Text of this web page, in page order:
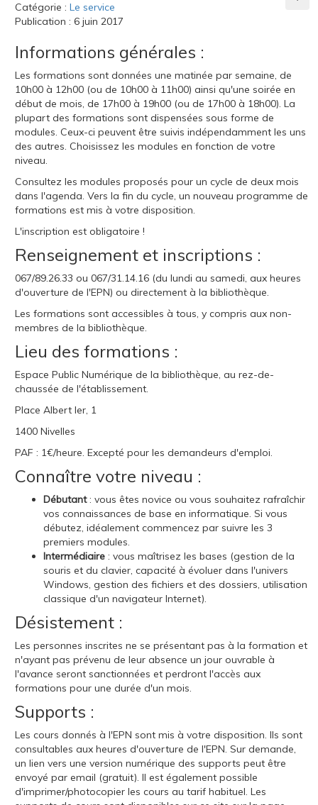
Catégorie : Le service
Publication : 6 juin 2017
Informations générales :
Les formations sont données une matinée par semaine, de
10h00 à 12h00 (ou de 10h00 à 11h00) ainsi qu'une soirée en
début de mois, de 17h00 à 19h00 (ou de 17h00 à 18h00). La
plupart des formations sont dispensées sous forme de
modules. Ceux-ci peuvent être suivis indépendamment les uns
des autres. Choisissez les modules en fonction de votre
niveau.
Consultez les modules proposés pour un cycle de deux mois
dans l'agenda. Vers la fin du cycle, un nouveau programme de
formations est mis à votre disposition.
L'inscription est obligatoire !
Renseignement et inscriptions :
067/89.26.33 ou 067/31.14.16 (du lundi au samedi, aux heures
d'ouverture de l'EPN) ou directement à la bibliothèque.
Les formations sont accessibles à tous, y compris aux non-
membres de la bibliothèque.
Lieu des formations :
Espace Public Numérique de la bibliothèque, au rez-de-
chaussée de l'établissement.
Place Albert Ier, 1
1400 Nivelles
PAF : 1€/heure. Excepté pour les demandeurs d'emploi.
Connaître votre niveau :
Débutant: vous êtes novice ou vous souhaitez rafraîchir
vos connaissances de base en informatique. Si vous
débutez, idéalement commencez par suivre les 3
premiers modules.
Intermédiaire : vous maîtrisez les bases (gestion de la
souris et du clavier, capacité à évoluer dans l'univers
Windows, gestion des fichiers et des dossiers, utilisation
classique d'un navigateur Internet).
Désistement :
Les personnes inscrites ne se présentant pas à la formation et
n'ayant pas prévenu de leur absence un jour ouvrable à
l'avance seront sanctionnées et perdront l'accès aux
formations pour une durée d'un mois.
Supports :
Les cours donnés à l'EPN sont mis à votre disposition. Ils sont
consultables aux heures d'ouverture de l'EPN. Sur demande,
un lien vers une version numérique des supports peut être
envoyé par email (gratuit). Il est également possible
d'imprimer/photocopier les cours au tarif habituel. Les